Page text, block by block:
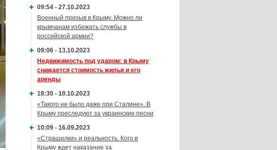
09:54 - 27.10.2023
Военный призыв в Крыму. Можно ли
крымчанам избежать службы в
российской армии?
09:06 - 13.10.2023
Недвижимость под ударом: в Крыму
снижается стоимость жилья и его
аренды
18:30 - 10.10.2023
«Такого не было даже при Сталине». В
Крыму преследуют за украинские песни
10:09 - 16.09.2023
«Страшилки» и реальность. Кого в
Крыму ждет наказание за